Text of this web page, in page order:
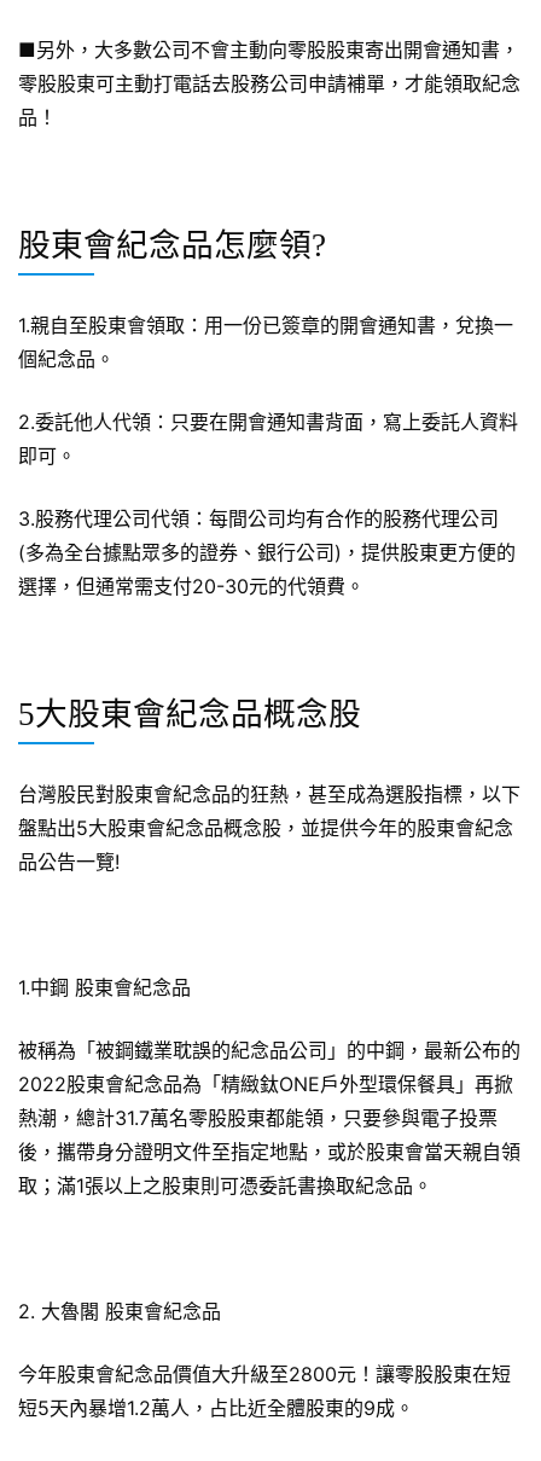
■另外，大多數公司不會主動向零股股東寄出開會通知書，
零股股東可主動打電話去股務公司申請補單，才能領取紀念
品！
股東會紀念品怎麼領?
1.親自至股東會領取：用一份已簽章的開會通知書，兌換一
個紀念品。
2.委託他人代領：只要在開會通知書背面，寫上委託人資料
即可。
3.股務代理公司代領：每間公司均有合作的股務代理公司
(多為全台據點眾多的證券、銀行公司)，提供股東更方便的
選擇，但通常需支付20-30元的代領費。
5大股東會紀念品概念股
台灣股民對股東會紀念品的狂熱，甚至成為選股指標，以下
盤點出5大股東會紀念品概念股，並提供今年的股東會紀念
品公告一覽!
1.中鋼 股東會紀念品
被稱為「被鋼鐵業耽誤的紀念品公司」的中鋼，最新公布的
2022股東會紀念品為「精緻鈦ONE戶外型環保餐具」再掀
熱潮，總計31.7萬名零股股東都能領，只要參與電子投票
後，攜帶身分證明文件至指定地點，或於股東會當天親自領
取；滿1張以上之股東則可憑委託書換取紀念品。
2. 大魯閣 股東會紀念品
今年股東會紀念品價值大升級至2800元！讓零股股東在短
短5天內暴增1.2萬人，占比近全體股東的9成。